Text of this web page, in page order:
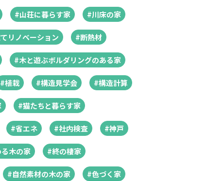
#山荘に暮らす家 #川床の家
リノベーション #断熱材
#木と遊ぶボルダリングのある家
#植栽 #構造見学会 #構造計算
#猫たちと暮らす家
#省エネ #社内検査 #神戸
木の家 #終の棲家
#自然素材の木の家 #色づく家